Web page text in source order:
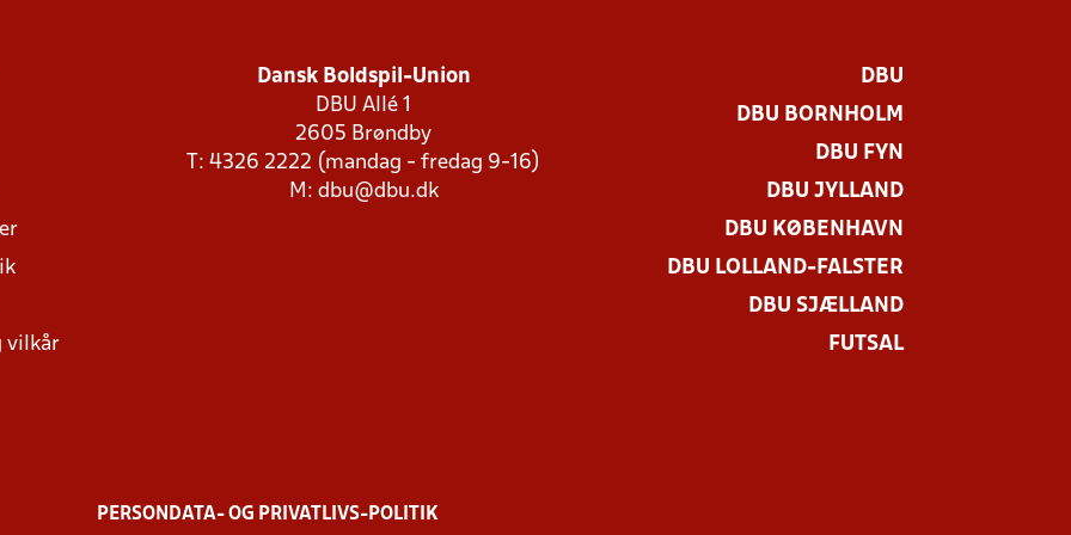
vilkår
Dansk Boldspil-Union
DBU Allé 1
2605 Brøndby
T: 4326 2222 (mandag - fredag 9-16)
M: dbu@dbu.dk
DBU
DBU BORNHOLM
DBU FYN
DBU JYLLAND
DBU KØBENHAVN
DBU LOLLAND-FALSTER
DBU SJÆLLAND
FUTSAL
PERSONDATA- OG PRIVATLIVS-POLITIK